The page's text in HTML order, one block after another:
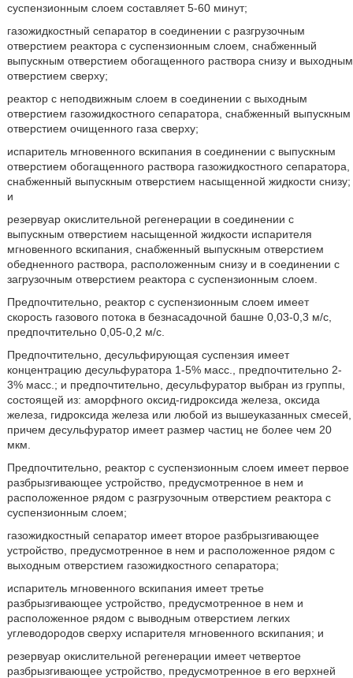
суспензионным слоем составляет 5-60 минут;
газожидкостный сепаратор в соединении с разгрузочным
отверстием реактора с суспензионным слоем, снабженный
выпускным отверстием обогащенного раствора снизу и выходным
отверстием сверху;
реактор с неподвижным слоем в соединении с выходным
отверстием газожидкостного сепаратора, снабженный выпускным
отверстием очищенного газа сверху;
испаритель мгновенного вскипания в соединении с выпускным
отверстием обогащенного раствора газожидкостного сепаратора,
снабженный выпускным отверстием насыщенной жидкости снизу;
и
резервуар окислительной регенерации в соединении с
выпускным отверстием насыщенной жидкости испарителя
мгновенного вскипания, снабженный выпускным отверстием
обедненного раствора, расположенным снизу и в соединении с
загрузочным отверстием реактора с суспензионным слоем.
Предпочтительно, реактор с суспензионным слоем имеет
скорость газового потока в безнасадочной башне 0,03-0,3 м/с,
предпочтительно 0,05-0,2 м/с.
Предпочтительно, десульфирующая суспензия имеет
концентрацию десульфуратора 1-5% масс., предпочтительно 2-
3% масс.; и предпочтительно, десульфуратор выбран из группы,
состоящей из: аморфного оксид-гидроксида железа, оксида
железа, гидроксида железа или любой из вышеуказанных смесей,
причем десульфуратор имеет размер частиц не более чем 20
мкм.
Предпочтительно, реактор с суспензионным слоем имеет первое
разбрызгивающее устройство, предусмотренное в нем и
расположенное рядом с разгрузочным отверстием реактора с
суспензионным слоем;
газожидкостный сепаратор имеет второе разбрызгивающее
устройство, предусмотренное в нем и расположенное рядом с
выходным отверстием газожидкостного сепаратора;
испаритель мгновенного вскипания имеет третье
разбрызгивающее устройство, предусмотренное в нем и
расположенное рядом с выводным отверстием легких
углеводородов сверху испарителя мгновенного вскипания; и
резервуар окислительной регенерации имеет четвертое
разбрызгивающее устройство, предусмотренное в его верхней